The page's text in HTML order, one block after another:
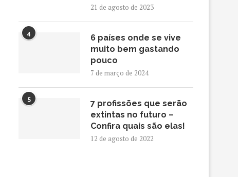
21 de agosto de 2023
4
6 países onde se vive
muito bem gastando
pouco
7 de março de 2024
5
7 profissões que serão
extintas no futuro –
Confira quais são elas!
12 de agosto de 2022